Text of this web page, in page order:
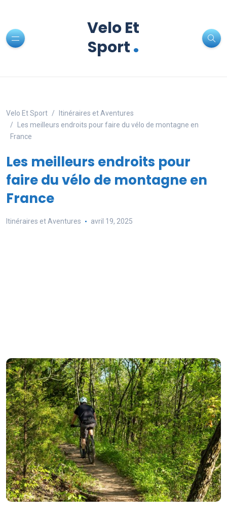
Velo Et
Sport.
Velo Et Sport
Itinéraires et Aventures
Les meilleurs endroits pour faire du vélo de montagne en
France
Les meilleurs endroits pour
faire du vélo de montagne en
France
Itinéraires et Aventures avril 19, 2025